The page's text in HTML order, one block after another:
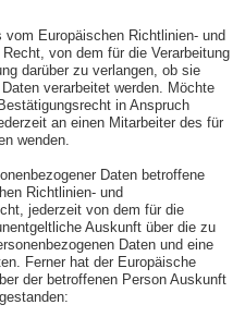
Europäischen Richtlinien- und
von dem für die Verarbeitung
darüber zu verlangen, ob sie
verarbeitet werden. Möchte
in Anspruch
an einen Mitarbeiter des für
wenden.
Daten betroffene
Richtlinien- und
jederzeit von dem für die
Auskunft über die zu
Daten und eine
Ferner hat der Europäische
der betroffenen Person Auskunft